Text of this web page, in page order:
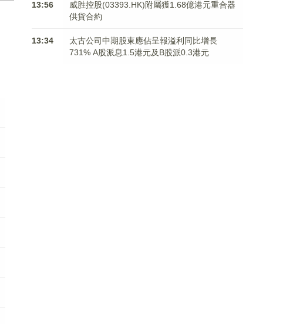
13:56
威胜控股(03393.HK)附屬獲1.68億港元重合器
供貨合約
13:34
太古公司中期股東應佔呈報溢利同比增長
731% A股派息1.5港元及B股派0.3港元